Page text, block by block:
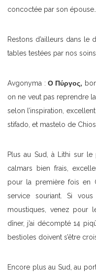
concoctée par son épouse….
Restons d’ailleurs dans le
tables testées par nos
Avgonyma :Ο Πύργος,
on ne veut pas reprendre
selon l’inspiration,
stifado, et mastelo de
Plus au Sud, à Lithi sur
calmars bien frais,
pour la première fois en
service souriant. Si
moustiques, venez pour
dîner, j’ai décompté 14
bestioles doivent s’être
Encore plus au Sud, au